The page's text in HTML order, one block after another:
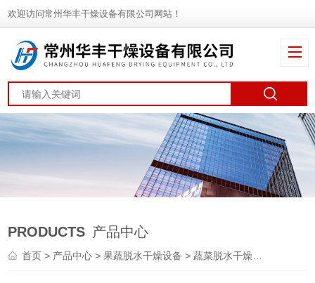
欢迎访问常州华丰干燥设备有限公司网站！
PRODUCTS 产品中心
首页> 产品中心 >果蔬脱水干燥设备 >蔬菜脱水干燥机